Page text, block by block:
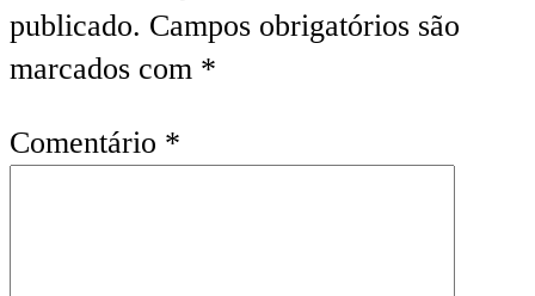
publicado. Campos obrigatórios são
marcados com *
Comentário *